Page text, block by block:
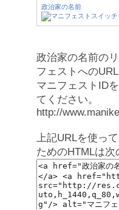
政治家の名前
政治家の名前の
フェストへのURL
マニフェストID
てください。
http://
上記URLを使っ
ためのHTMLは次